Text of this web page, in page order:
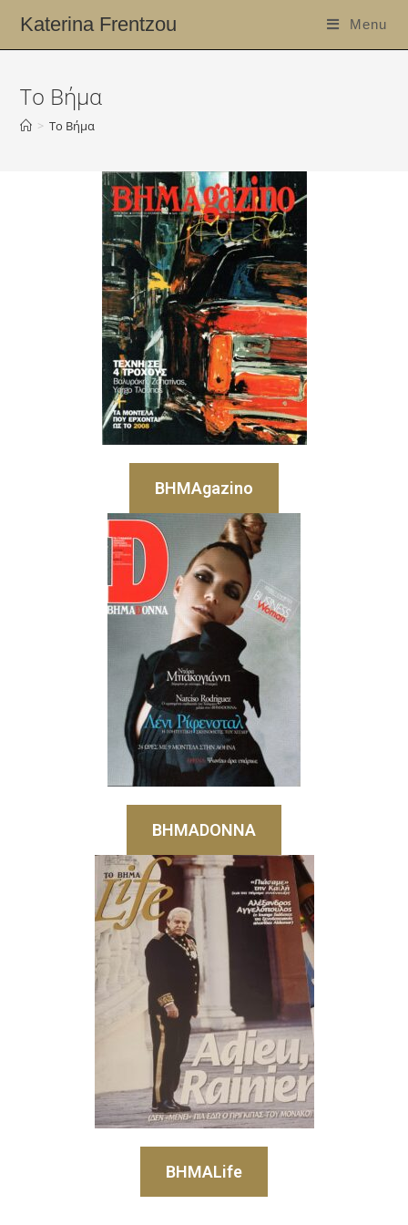
Katerina Frentzou Menu
Το Βήμα
> Το Βήμα
BHMAgazino
BHMADONNA
BHMALife